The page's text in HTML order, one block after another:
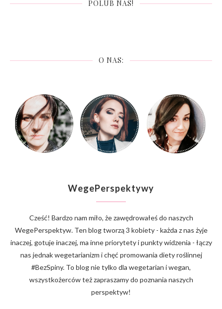
POLUB NAS!
O NAS:
WegePerspektywy
Cześć! Bardzo nam miło, że zawędrowałeś do naszych
WegePerspektyw. Ten blog tworzą 3 kobiety - każda z nas żyje
inaczej, gotuje inaczej, ma inne priorytety i punkty widzenia - łączy
nas jednak wegetarianizm i chęć promowania diety roślinnej
#BezSpiny. To blog nie tylko dla wegetarian i wegan,
wszystkożerców też zapraszamy do poznania naszych
perspektyw!